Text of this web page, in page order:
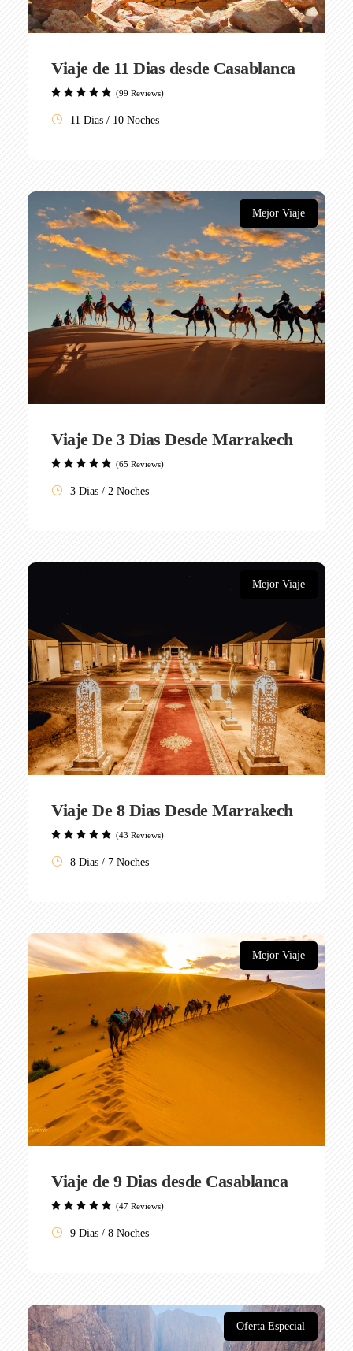
Viaje de 11 Dias desde Casablanca
11 Dias / 10 Noches
(99 Reviews)
Mejor Viaje
Viaje De 3 Dias Desde Marrakech
3 Dias / 2 Noches
(65 Reviews)
Mejor Viaje
Viaje De 8 Dias Desde Marrakech
8 Dias / 7 Noches
(43 Reviews)
Mejor Viaje
Viaje de 9 Dias desde Casablanca
9 Dias / 8 Noches
(47 Reviews)
Oferta Especial